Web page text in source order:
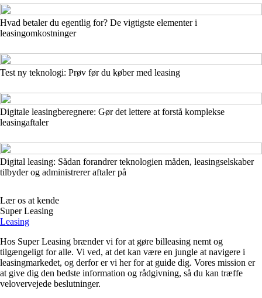
Hvad betaler du egentlig for? De vigtigste elementer i
leasingomkostninger
Test ny teknologi: Prøv før du køber med leasing
Digitale leasingberegnere: Gør det lettere at forstå komplekse
leasingaftaler
Digital leasing: Sådan forandrer teknologien måden, leasingselskaber
tilbyder og administrerer aftaler på
Lær os at kende
Super Leasing
Leasing
Hos Super Leasing brænder vi for at gøre billeasing nemt og
tilgængeligt for alle. Vi ved, at det kan være en jungle at navigere i
leasingmarkedet, og derfor er vi her for at guide dig. Vores mission er
at give dig den bedste information og rådgivning, så du kan træffe
velovervejede beslutninger.